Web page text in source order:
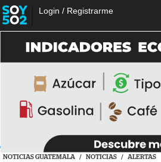
Login / Registrarme
NOTICIAS GUATEMALA / NOTICIAS / ALERTAS